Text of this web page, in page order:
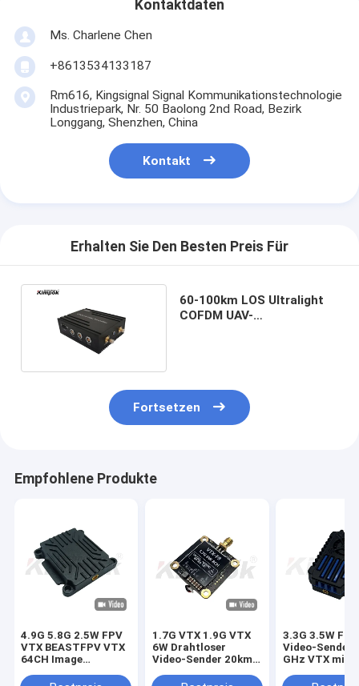
Kontaktdaten
Ms. Charlene Chen
+8613534133187
Rm616, Kingsignal Signal Kommunikationstechnologie
Industriepark, Nr. 50 Baolong 2nd Road, Bezirk
Longgang, Shenzhen, China
Kontakt
Erhalten Sie Den Besten Preis Für
60-100km LOS Ultralight
COFDM UAV-
Fortsetzen
Empfohlene Produkte
4.9G 5.8G 2.5W FPV
VTX BEASTFPV VTX
64CH Image
Accessories
1.7G VTX 1.9G VTX
6W Drahtloser
Video-Sender 20km
Bildübertragung
3.3G 3.5W
Video-Sender
GHz VTX mit
25mW/